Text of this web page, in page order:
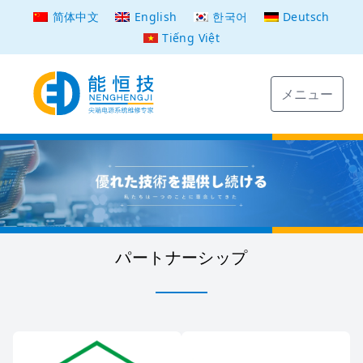
简体中文 English 한국어
Deutsch
Tiếng Việt
メニュー
パートナーシップ